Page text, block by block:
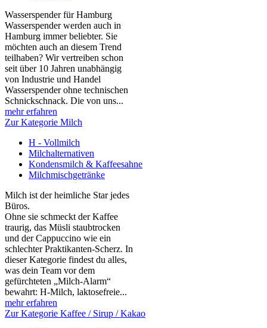
Wasserspender für Hamburg
Wasserspender werden auch in
Hamburg immer beliebter. Sie
möchten auch an diesem Trend
teilhaben? Wir vertreiben schon
seit über 10 Jahren unabhängig
von Industrie und Handel
Wasserspender ohne technischen
Schnickschnack. Die von uns...
mehr erfahren
Zur Kategorie Milch
H - Vollmilch
Milchalternativen
Kondensmilch & Kaffeesahne
Milchmischgetränke
Milch ist der heimliche Star jedes
Büros.
Ohne sie schmeckt der Kaffee
traurig, das Müsli staubtrocken
und der Cappuccino wie ein
schlechter Praktikanten‑Scherz. In
dieser Kategorie findest du alles,
was dein Team vor dem
gefürchteten „Milch‑Alarm“
bewahrt: H‑Milch, laktosefreie...
mehr erfahren
Zur Kategorie Kaffee / Sirup / Kakao